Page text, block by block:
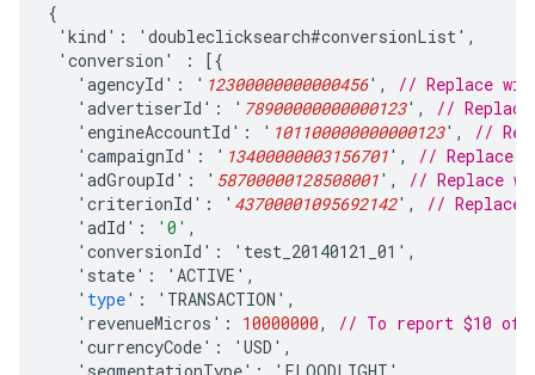
{
' kind ' : ' doubleclicksearch#conversionList' ,
' conversion ' :
[{
' agencyId ' : ' 12300000000000456' ,
// Replace
' advertiserId ' : ' 78900000000000123' ,
//
' engineAccountId ' : ' 101100000000000123' ,
//
' campaignId ' : ' 13400000003156701' ,
// Replace
' adGroupId ' : ' 58700000128508001' ,
// Replace
' criterionId ' : ' 43700001095692142' ,
// Replace
' adId ' : '0' ,
' conversionId ' : ' test_20140121_01 ' ,
' state' : ' ACTIVE ' ,
' type' : ' TRANSACTION ' ,
' revenueMicros ' : 10000000,
// To report $10 of
' currencyCode' : ' USD ' ,